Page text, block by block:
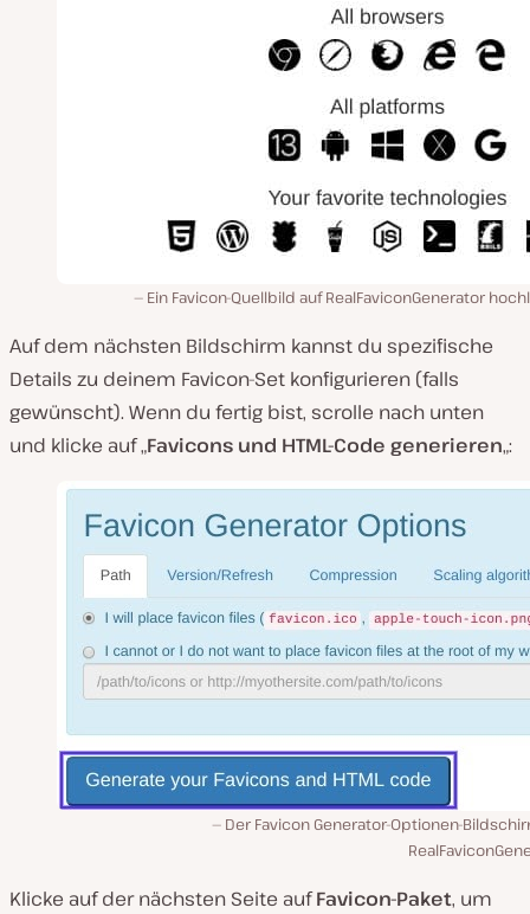
Ein Favicon-Quellbild auf RealFaviconGenerator
Auf dem nächsten Bildschirm kannst du spezifische
Details zu deinem Favicon-Set konfigurieren (falls
gewünscht). Wenn du fertig bist, scrolle nach unten
und klicke auf „Favicons und HTML-Code generieren„:
Der Favicon Generator-Optionen-
Klicke auf der nächsten Seite aufFavicon-Paket, um